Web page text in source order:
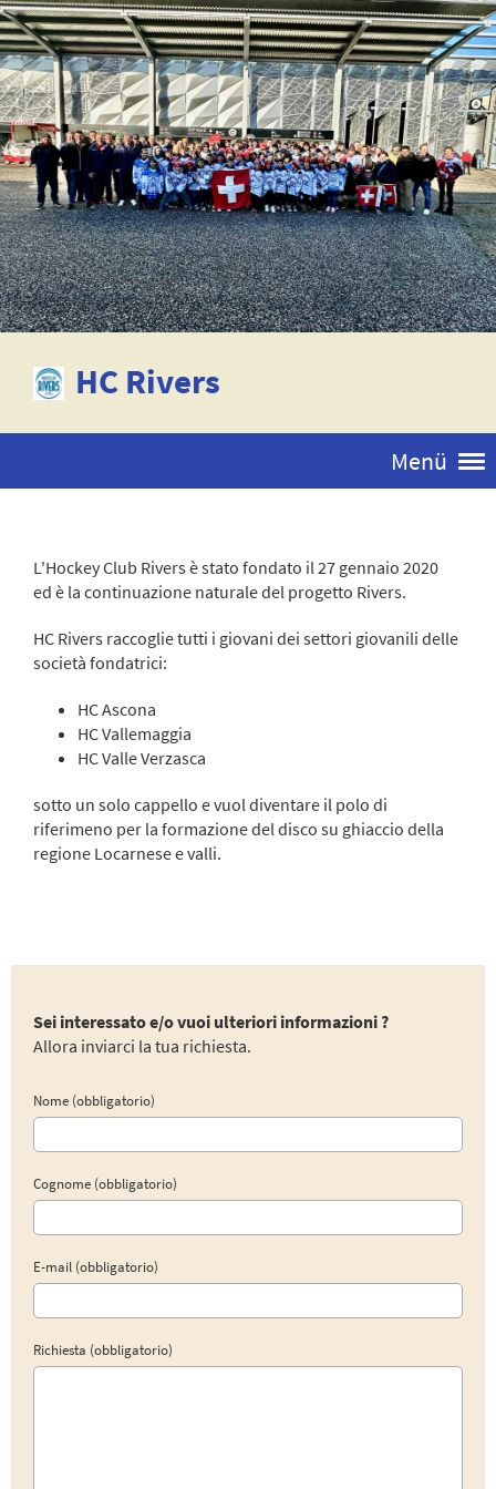
HC Rivers
Menü
L'Hockey Club Rivers è stato fondato il 27 gennaio 2020
ed è la continuazione naturale del progetto Rivers.
HC Rivers raccoglie tutti i giovani dei settori giovanili delle
società fondatrici:
HC Ascona
HC Vallemaggia
HC Valle Verzasca
sotto un solo cappello e vuol diventare il polo di
riferimeno per la formazione del disco su ghiaccio della
regione Locarnese e valli.
Sei interessato e/o vuoi ulteriori informazioni ?
Allora inviarci la tua richiesta.
Nome (obbligatorio)
Cognome (obbligatorio)
E-mail (obbligatorio)
Richiesta (obbligatorio)